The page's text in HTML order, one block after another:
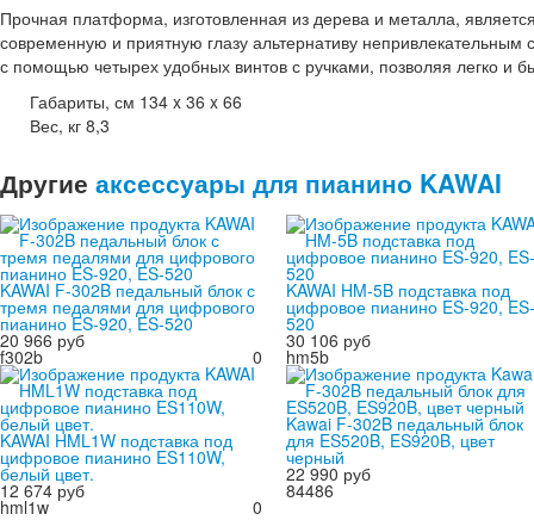
Прочная платформа, изготовленная из дерева и металла,
современную и приятную глазу альтернативу
с помощью четырех удобных винтов с ручками, позволяя легко и
Габариты, см 134 x 36 x 66
Вес, кг 8,3
Другие аксессуары для пианино KAWAI
KAWAI F-302B педальный блок с
тремя педалями для цифрового
пианино ES-920, ES-520
20 966 руб
0
f302b
KAWAI HM-5B подставка под
цифровое пианино ES-920, ES-
520
30 106 руб
hm5b
KAWAI HML1W подставка под
цифровое пианино ES110W,
белый цвет.
12 674 руб
0
hml1w
Kawai F-302B педальный блок
для ES520B, ES920B, цвет
черный
22 990 руб
84486